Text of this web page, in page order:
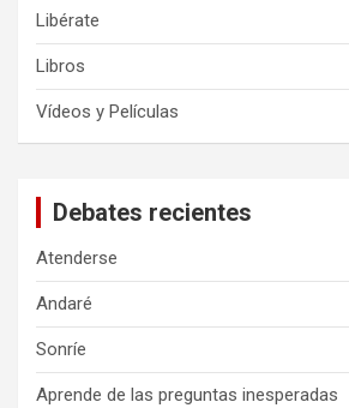
Libérate
Libros
Vídeos y Películas
Debates recientes
Atenderse
Andaré
Sonríe
Aprende de las preguntas inesperadas